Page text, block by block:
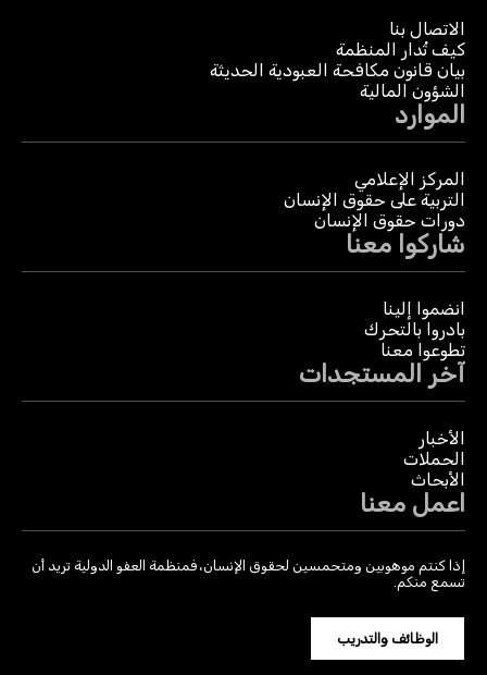
الاتصال بنا
كيف تُدار المنظمة
بيان قانون مكافحة العبودية الحديثة
الشؤون المالية
الموارد
المركز الإعلامي
التربية على حقوق الإنسان
دورات حقوق الإنسان
شاركوا معنا
انضموا إلينا
بادروا بالتحرك
تطوعوا معنا
آخر المستجدات
الأخبار
الحملات
الأبحاث
اعمل معنا
إذا كنتم موهوبين ومتحمسين لحقوق الإنسان، فمنظمة العفو الدولية تريد أن
تسمع منكم.
الوظائف والتدريب